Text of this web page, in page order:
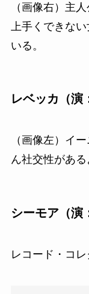
（画像右）主
上手くできな
いる。
レベッカ（演
（画像左）イ
ん社交性がある
シーモア（演
レコード・コ